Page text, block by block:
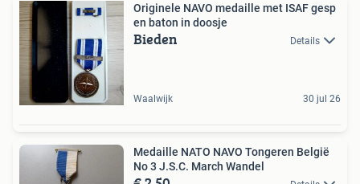
Originele NAVO medaille met ISAF gesp
en baton in doosje
Bieden Details
Waalwijk 30 jul 26
Medaille NATO NAVO Tongeren België
No 3 J.S.C. March Wandel